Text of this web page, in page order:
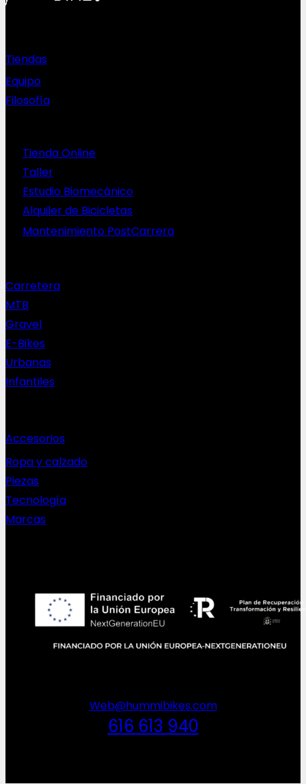
Tiendas
Equipo
Filosofía
Tienda Online
Taller
Estudio Biomecánico
Alquiler de Bicicletas
Mantenimiento PostCarrera
Carretera
MTB
Gravel
E-Bikes
Urbanas
Infantiles
Accesorios
Ropa y calzado
Piezas
Tecnología
Marcas
Web@hummibikes.com
616 613 940